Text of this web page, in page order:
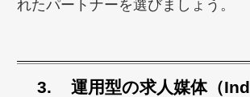
れたパートナーを選びましょう。
運用型の求人媒体（